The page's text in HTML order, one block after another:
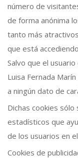
número de
de forma anónima
tanto más
que está
Salvo que el
Luisa Fernada
a ningún dato de
Dichas cookies
estadísticos que
de los usuarios en
Cookies de